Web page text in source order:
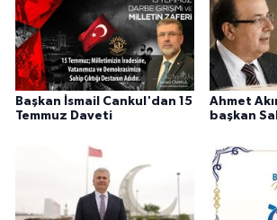
Başkan İsmail Cankul'dan 15
Temmuz Daveti
Ahmet
başkan